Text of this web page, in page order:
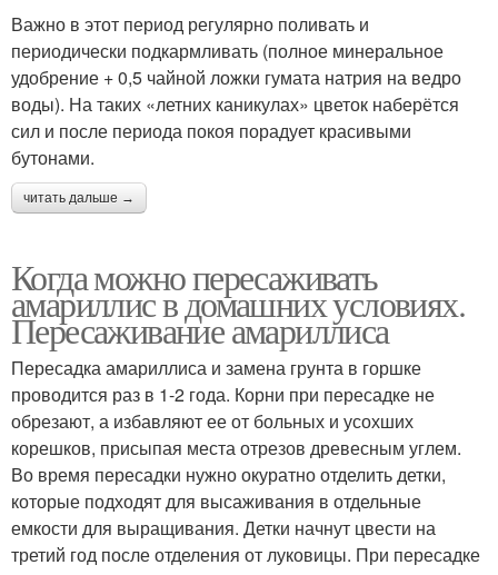
Важно в этот период регулярно поливать и
периодически подкармливать (полное минеральное
удобрение + 0,5 чайной ложки гумата натрия на ведро
воды). На таких «летних каникулах» цветок наберётся
сил и после периода покоя порадует красивыми
бутонами.
читать дальше →
Когда можно пересаживать
амариллис в домашних условиях.
Пересаживание амариллиса
Пересадка амариллиса и замена грунта в горшке
проводится раз в 1-2 года. Корни при пересадке не
обрезают, а избавляют ее от больных и усохших
корешков, присыпая места отрезов древесным углем.
Во время пересадки нужно окуратно отделить детки,
которые подходят для высаживания в отдельные
емкости для выращивания. Детки начнут цвести на
третий год после отделения от луковицы. При пересадке